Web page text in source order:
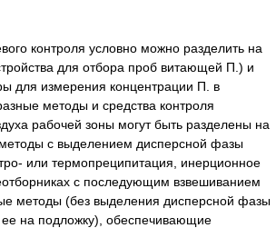
контроля условно можно разделить на
для отбора проб витающей П.) и
для измерения концентрации П. в
методы и средства контроля
рабочей зоны могут быть разделены на
с выделением дисперсной фазы
или термопреципитация, инерционное
с последующим взвешиванием
методы (без выделения дисперсной фазы
на подложку), обеспечивающие